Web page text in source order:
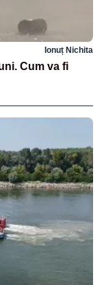
Ionuț Nichita
Cum va fi